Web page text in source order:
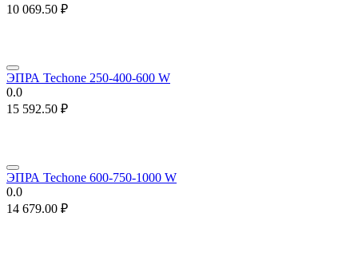
10 069.50 ₽
ЭПРА Techone 250-400-600 W
0.0
15 592.50 ₽
ЭПРА Techone 600-750-1000 W
0.0
14 679.00 ₽